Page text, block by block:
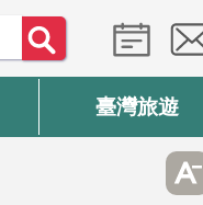
臺灣旅遊